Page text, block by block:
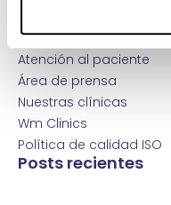
Contacta con nosotros
Atención al paciente
Área de prensa
Nuestras clínicas
Wm Clinics
Política de calidad ISO
Posts recientes